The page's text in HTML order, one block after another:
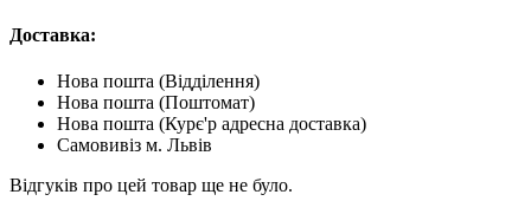
Доставка:
Нова пошта (Відділення)
Нова пошта (Поштомат)
Нова пошта (Курє'р адресна доставка)
Самовивіз м. Львів
Відгуків про цей товар ще не було.